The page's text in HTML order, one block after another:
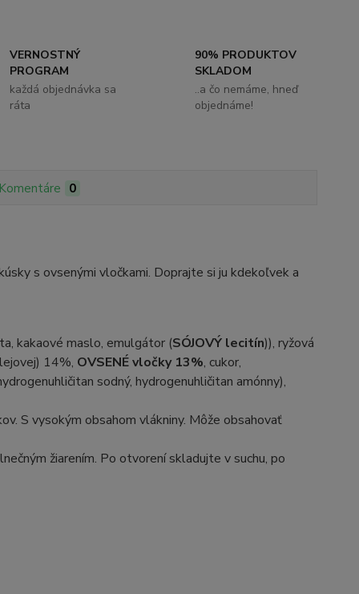
VERNOSTNÝ
PROGRAM
každá objednávka sa
ráta
90% PRODUKTOV
SKLADOM
..a čo nemáme, hneď
objednáme!
Komentáre 0
s ovsenými vločkami. Doprajte si ju kdekoľvek a
kakaové maslo, emulgátor (SÓJOVÝ lecitín)), ryžová
14%, OVSENÉ vločky 13%, cukor,
sodný, hydrogenuhličitan amónny),
S vysokým obsahom vlákniny. Môže obsahovať
žiarením. Po otvorení skladujte v suchu, po